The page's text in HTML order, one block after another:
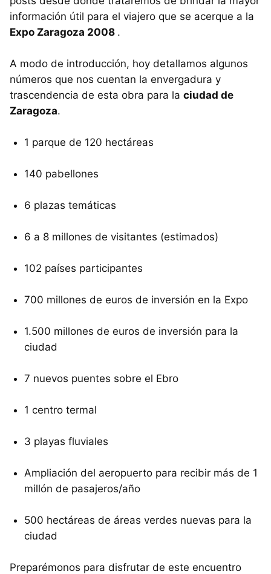
información útil para el viajero que se acerque a la
Expo Zaragoza 2008 .
A modo de introducción, hoy detallamos algunos
números que nos cuentan la envergadura y
trascendencia de esta obra para la ciudad de
Zaragoza.
1 parque de 120 hectáreas
140 pabellones
6 plazas temáticas
6 a 8 millones de visitantes (estimados)
102 países participantes
700 millones de euros de inversión en la Expo
1.500 millones de euros de inversión para la
ciudad
7 nuevos puentes sobre el Ebro
1 centro termal
3 playas fluviales
Ampliación del aeropuerto para recibir más de 1
millón de pasajeros/año
500 hectáreas de áreas verdes nuevas para la
ciudad
Preparémonos para disfrutar de este encuentro